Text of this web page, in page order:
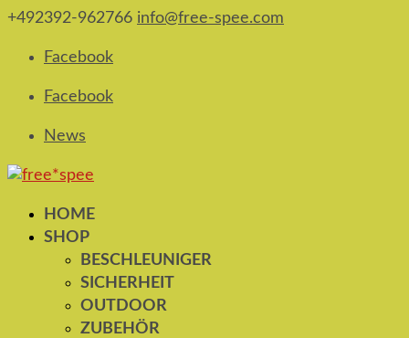
+492392-962766 info@free-spee.com
Facebook
Facebook
News
HOME
SHOP
BESCHLEUNIGER
SICHERHEIT
OUTDOOR
ZUBEHÖR